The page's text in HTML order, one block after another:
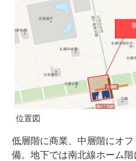
位置図
低層階に商業、中層階にオ
備。地下では南北線ホーム階